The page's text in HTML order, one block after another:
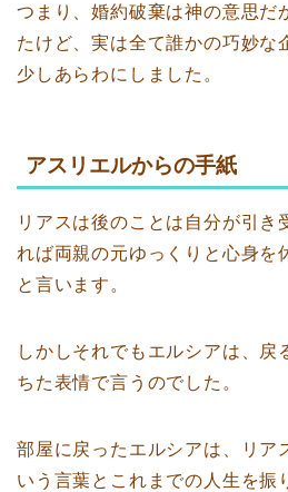
つまり、婚約破棄は神の意思だ
たけど、実は全て誰かの巧妙な
少しあらわにしました。
アスリエルからの手紙
リアスは後のことは自分が引き
れば両親の元ゆっくりと心身を
と言います。
しかしそれでもエルシアは、戻
ちた表情で言うのでした。
部屋に戻ったエルシアは、リア
いう言葉とこれまでの人生を振